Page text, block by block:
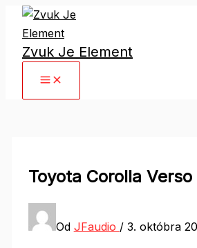
Preskočiť
obsah
Zvuk Je Element
Main
Toyota Corolla Verso
Od JFaudio / 3. októbra